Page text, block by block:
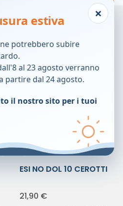
ESI NO DOL 10 CEROTTI
21,90 €
×
estiva
potrebbero subire
al 23 agosto verranno
partire dal 24 agosto.
il nostro sito per i tuoi